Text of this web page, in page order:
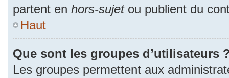
partent en hors-sujetou publient du
Haut
Que sont les groupes d’utilisateurs
Les groupes permettent aux